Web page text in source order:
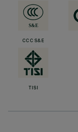
CCC S&E
TISI